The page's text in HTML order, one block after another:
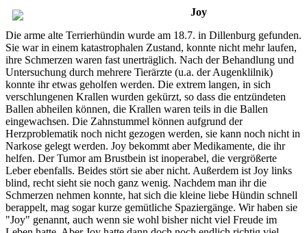
Joy
Die arme alte Terrierhündin wurde am 18.7. in Dillenburg gefunden.
Sie war in einem katastrophalen Zustand, konnte nicht mehr laufen,
ihre Schmerzen waren fast unerträglich. Nach der Behandlung und
Untersuchung durch mehrere Tierärzte (u.a. der Augenklilnik)
konnte ihr etwas geholfen werden. Die extrem langen, in sich
verschlungenen Krallen wurden gekürzt, so dass die entzündeten
Ballen abheilen können, die Krallen waren teils in die Ballen
eingewachsen. Die Zahnstummel können aufgrund der
Herzproblematik noch nicht gezogen werden, sie kann noch nicht in
Narkose gelegt werden. Joy bekommt aber Medikamente, die ihr
helfen. Der Tumor am Brustbein ist inoperabel, die vergrößerte
Leber ebenfalls. Beides stört sie aber nicht. Außerdem ist Joy links
blind, recht sieht sie noch ganz wenig. Nachdem man ihr die
Schmerzen nehmen konnte, hat sich die kleine liebe Hündin schnell
berappelt, mag sogar kurze gemütliche Spaziergänge. Wir haben sie
"Joy" genannt, auch wenn sie wohl bisher nicht viel Freude im